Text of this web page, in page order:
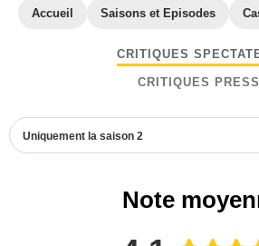
Accueil Saisons et Episodes
CRITIQUES
CRITIQUES
Uniquement la saison 2
Note